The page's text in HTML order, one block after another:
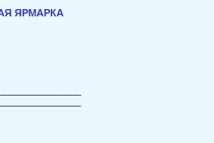
ЯРМАРКА